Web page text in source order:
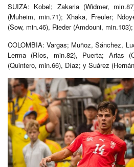
SUIZA: Kobel; Zakaria (Widmer,
(Muheim, min.71); Xhaka, Freuler;
(Sow, min.46), Rieder (Amdouni,
COLOMBIA: Vargas; Muñoz, Sánchez,
Lerma (Ríos, min.82), Puerta; Arias
(Quintero, min.66), Díaz; y Suárez